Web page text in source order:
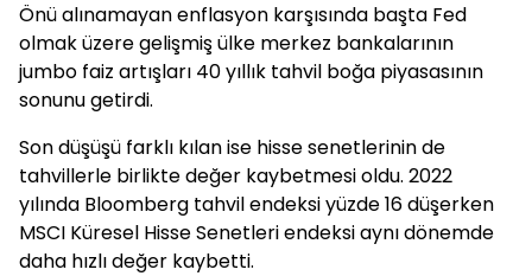
Önü alınamayan enflasyon karşısında başta Fed
olmak üzere gelişmiş ülke merkez bankalarının
jumbo faiz artışları 40 yıllık tahvil boğa piyasasının
sonunu getirdi.
Son düşüşü farklı kılan ise hisse senetlerinin de
tahvillerle birlikte değer kaybetmesi oldu. 2022
yılında Bloomberg tahvil endeksi yüzde 16 düşerken
MSCI Küresel Hisse Senetleri endeksi aynı dönemde
daha hızlı değer kaybetti.